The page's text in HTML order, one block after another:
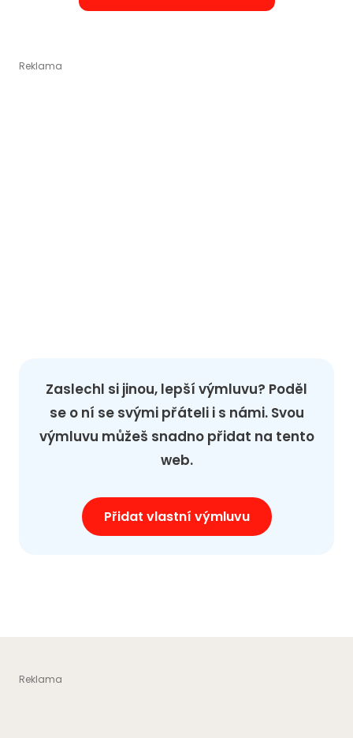
Zaslechl si jinou, lepší výmluvu? Poděl
se o ní se svými přáteli i s námi. Svou
výmluvu můžeš snadno přidat na tento
web.
Přidat vlastní výmluvu